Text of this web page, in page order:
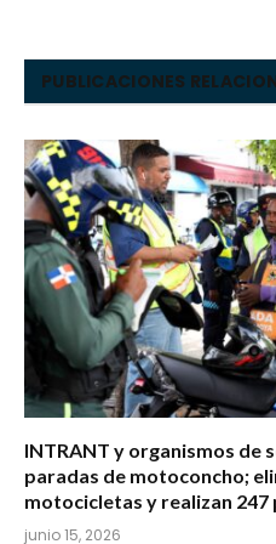
PUBLICACIONES
INTRANT y organismos de
paradas de motoconcho;
motocicletas y realizan 247
junio 15, 2026